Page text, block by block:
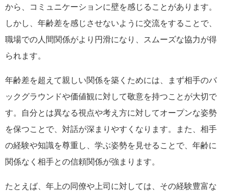
から、コミュニケーションに壁を感じることがあります。
しかし、年齢差を感じさせないように交流をすることで、
職場での人間関係がより円滑になり、スムーズな協力が得
られます。
年齢差を超えて親しい関係を築くためには、まず相手のバ
ックグラウンドや価値観に対して敬意を持つことが大切で
す。自分とは異なる視点や考え方に対してオープンな姿勢
を保つことで、対話が深まりやすくなります。また、相手
の経験や知識を尊重し、学ぶ姿勢を見せることで、年齢に
関係なく相手との信頼関係が強まります。
たとえば、年上の同僚や上司に対しては、その経験豊富な